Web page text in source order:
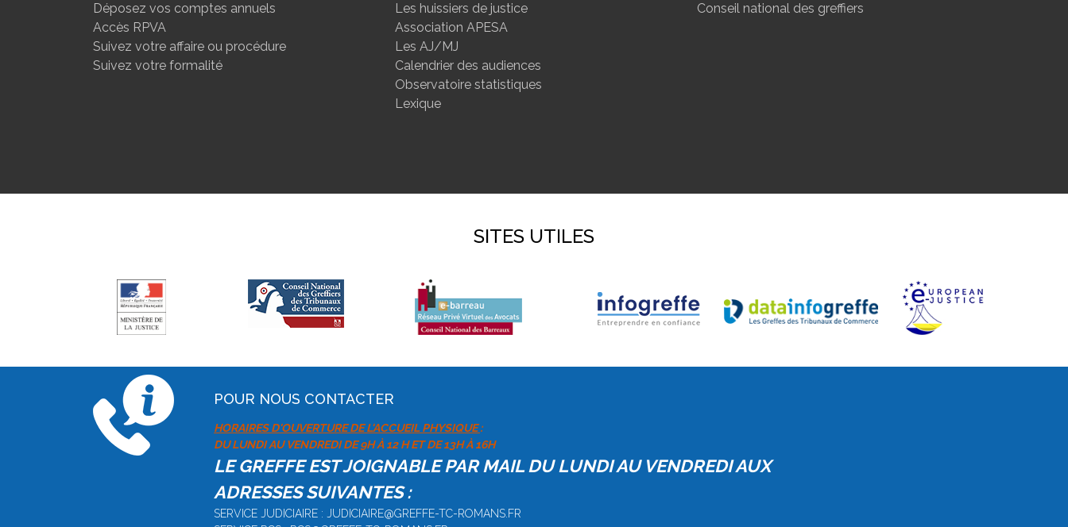
Déposez vos comptes annuels
Accès RPVA
Suivez votre affaire ou procédure
Suivez votre formalité
Les huissiers de justice
Association APESA
Les AJ/MJ
Calendrier des audiences
Observatoire statistiques
Lexique
Conseil national des greffiers
SITES UTILES
POUR NOUS CONTACTER
HORAIRES D'OUVERTURE DE L'ACCUEIL PHYSIQUE:
DU LUNDI AU VENDREDI DE 9H À 12 H ET DE 13H À 16H
LE GREFFE EST JOIGNABLE PAR MAIL DU LUNDI AU VENDREDI AUX
ADRESSES SUIVANTES :
SERVICE JUDICIAIRE : JUDICIAIRE@GREFFE-TC-ROMANS.FR